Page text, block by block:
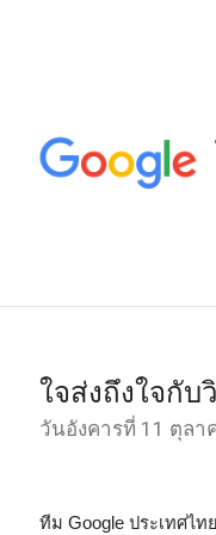
ใจส่งถึงใจกับ
วันอังคารที่ 11 ตุลา
ทีม Google ประเทศไ